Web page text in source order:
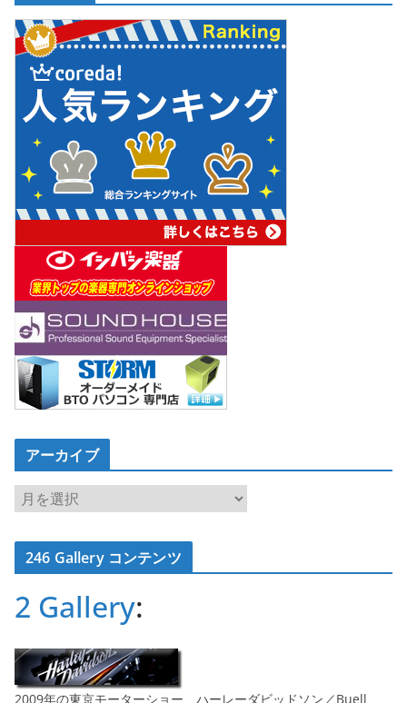
アーカイブ
ア
ー
カ
イ246 Gallery コンテンツ
2 Gallery:
2009年の東京モーターショー ハーレーダビッドソン／Buell